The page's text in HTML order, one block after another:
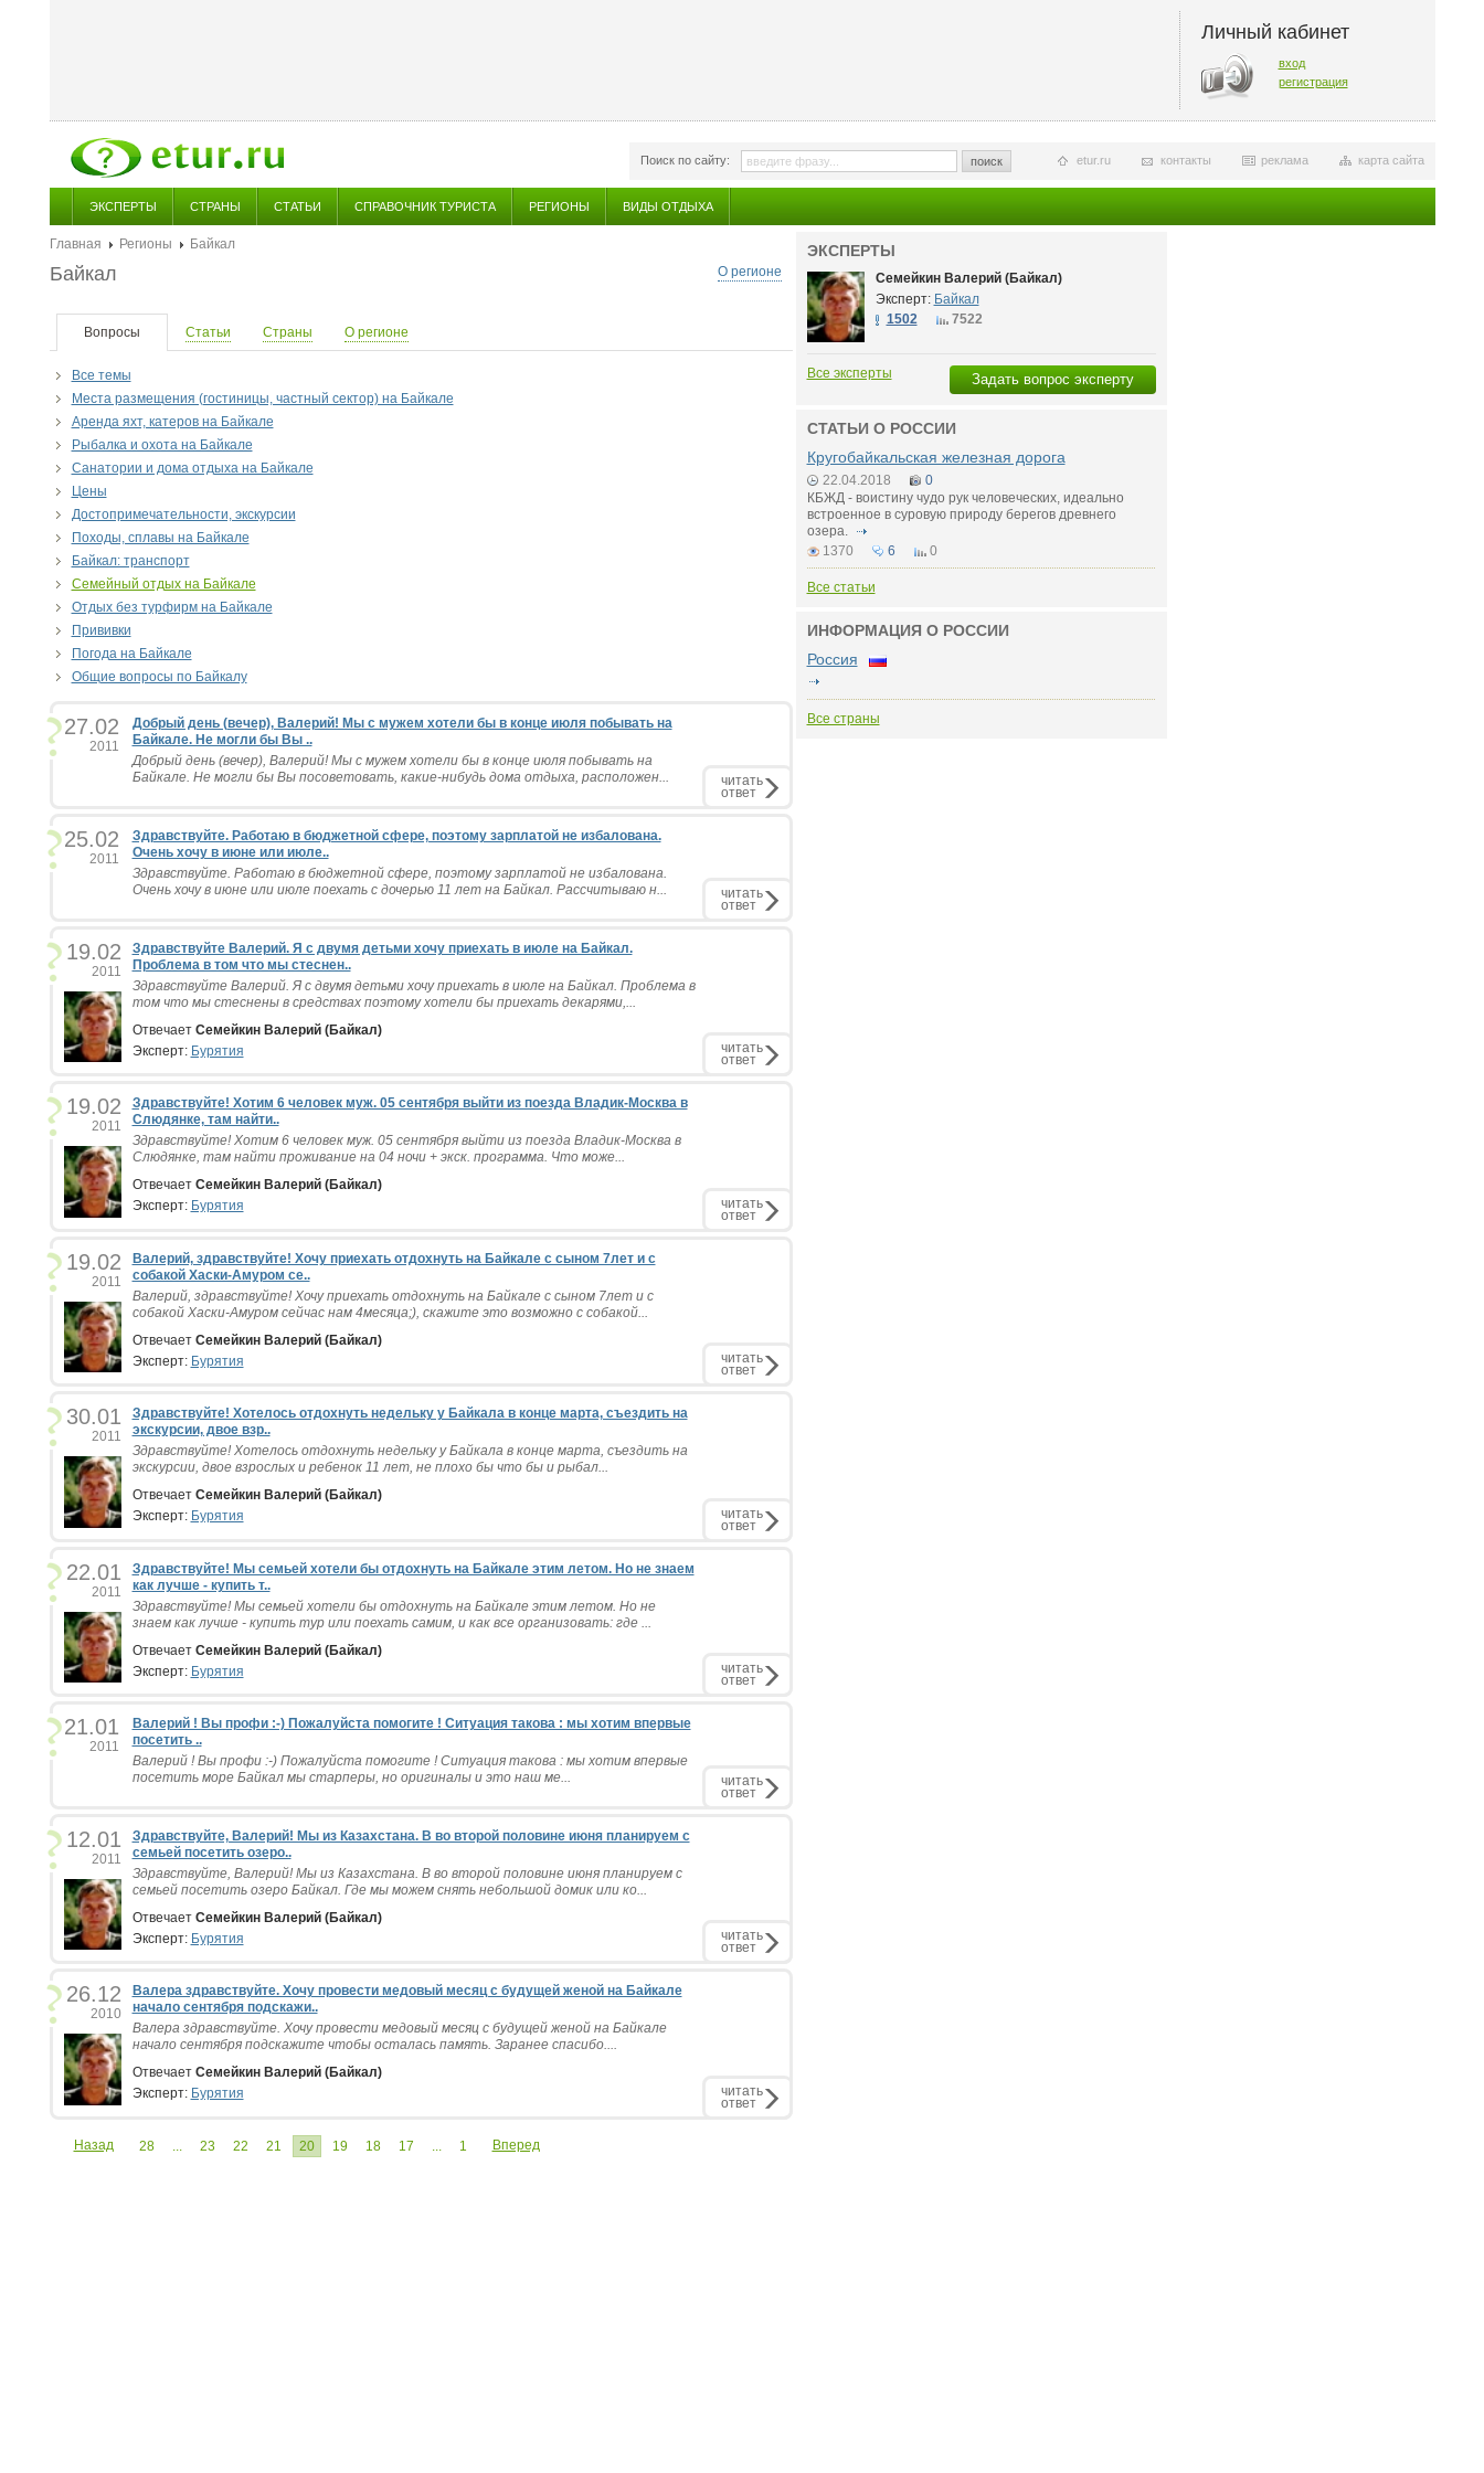
Личный кабинет
вход
регистрация
Поиск по сайту: поиск карта сайта
реклама
контакты
etur.ru
ЭКСПЕРТЫ СТРАНЫ СТАТЬИ СПРАВОЧНИК ТУРИСТА РЕГИОНЫ ВИДЫ ОТДЫХА
Главная Регионы
Байкал
О регионе
Байкал
Вопросы Статьи Страны О регионе
Все темы
Места размещения (гостиницы, частный сектор) на Байкале
Аренда яхт, катеров на Байкале
Рыбалка и охота на Байкале
Санатории и дома отдыха на Байкале
Цены
Достопримечательности, экскурсии
Походы, сплавы на Байкале
Байкал: транспорт
Семейный отдых на Байкале
Отдых без турфирм на Байкале
Прививки
Погода на Байкале
Общие вопросы по Байкалу
27.02
2011
Добрый день (вечер), Валерий! Мы с мужем хотели бы в конце июля побывать на
Байкале. Не могли бы Вы ..
Добрый день (вечер), Валерий! Мы с мужем хотели бы в конце июля побывать на
Байкале. Не могли бы Вы посоветовать, какие-нибудь дома отдыха, расположен...
читать
ответ
25.02
2011
Здравствуйте. Работаю в бюджетной сфере, поэтому зарплатой не избалована.
Очень хочу в июне или июле..
Здравствуйте. Работаю в бюджетной сфере, поэтому зарплатой не избалована.
Очень хочу в июне или июле поехать с дочерью 11 лет на Байкал. Рассчитываю н...
читать
ответ
19.02
2011
Здравствуйте Валерий. Я с двумя детьми хочу приехать в июле на Байкал.
Проблема в том что мы стеснен..
Здравствуйте Валерий. Я с двумя детьми хочу приехать в июле на Байкал. Проблема в
том что мы стеснены в средствах поэтому хотели бы приехать декарями,...
Отвечает Семейкин Валерий (Байкал)
Эксперт: Бурятия читать
ответ
19.02
2011
Здравствуйте! Хотим 6 человек муж. 05 сентября выйти из поезда Владик-Москва в
Слюдянке, там найти..
Здравствуйте! Хотим 6 человек муж. 05 сентября выйти из поезда Владик-Москва в
Слюдянке, там найти проживание на 04 ночи + экск. программа. Что може...
Отвечает Семейкин Валерий (Байкал)
Эксперт: Бурятия читать
ответ
19.02
2011
Валерий, здравствуйте! Хочу приехать отдохнуть на Байкале с сыном 7лет и с
собакой Хаски-Амуром се..
Валерий, здравствуйте! Хочу приехать отдохнуть на Байкале с сыном 7лет и с
собакой Хаски-Амуром сейчас нам 4месяца;), скажите это возможно с собакой...
Отвечает Семейкин Валерий (Байкал)
Эксперт: Бурятия читать
ответ
30.01
2011
Здравствуйте! Хотелось отдохнуть недельку у Байкала в конце марта, съездить на
экскурсии, двое взр..
Здравствуйте! Хотелось отдохнуть недельку у Байкала в конце марта, съездить на
экскурсии, двое взрослых и ребенок 11 лет, не плохо бы что бы и рыбал...
Отвечает Семейкин Валерий (Байкал)
Эксперт: Бурятия читать
ответ
22.01
2011
Здравствуйте! Мы семьей хотели бы отдохнуть на Байкале этим летом. Но не знаем
как лучше - купить т..
Здравствуйте! Мы семьей хотели бы отдохнуть на Байкале этим летом. Но не
знаем как лучше - купить тур или поехать самим, и как все организовать: где ...
Отвечает Семейкин Валерий (Байкал)
Эксперт: Бурятия читать
ответ
21.01
2011
Валерий ! Вы профи :-) Пожалуйста помогите ! Ситуация такова : мы хотим впервые
посетить ..
Валерий ! Вы профи :-) Пожалуйста помогите ! Ситуация такова : мы хотим впервые
посетить море Байкал мы старперы, но оригиналы и это наш ме...
читать
ответ
12.01
2011
Здравствуйте, Валерий! Мы из Казахстана. В во второй половине июня планируем с
семьей посетить озеро..
Здравствуйте, Валерий! Мы из Казахстана. В во второй половине июня планируем с
семьей посетить озеро Байкал. Где мы можем снять небольшой домик или ко...
Отвечает Семейкин Валерий (Байкал)
Эксперт: Бурятия читать
ответ
26.12
2010
Валера здравствуйте. Хочу провести медовый месяц с будущей женой на Байкале
начало сентября подскажи..
Валера здравствуйте. Хочу провести медовый месяц с будущей женой на Байкале
начало сентября подскажите чтобы осталась память. Заранее спасибо....
Отвечает Семейкин Валерий (Байкал)
Эксперт: Бурятия читать
ответ
Назад 28 23 22 21 20 19 18 17 1 Вперед
ЭКСПЕРТЫ
Семейкин Валерий (Байкал)
Эксперт: Байкал
1502
7522
Задать вопрос эксперту
Все эксперты
СТАТЬИ О РОССИИ
Кругобайкальская железная дорога
22.04.2018
0
КБЖД - воистину чудо рук человеческих, идеально
встроенное в суровую природу берегов древнего
озера.
1370
6 0
Все статьи
ИНФОРМАЦИЯ О РОССИИ
Россия
Все страны